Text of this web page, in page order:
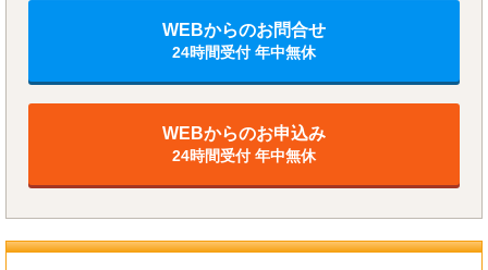
WEBからのお問合せ
24時間受付 年中無休
WEBからのお申込み
24時間受付 年中無休